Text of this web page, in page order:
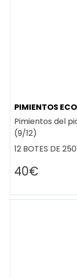
PIMIENTOS ECO
Pimientos del
(9/12)
12 BOTES DE
40€